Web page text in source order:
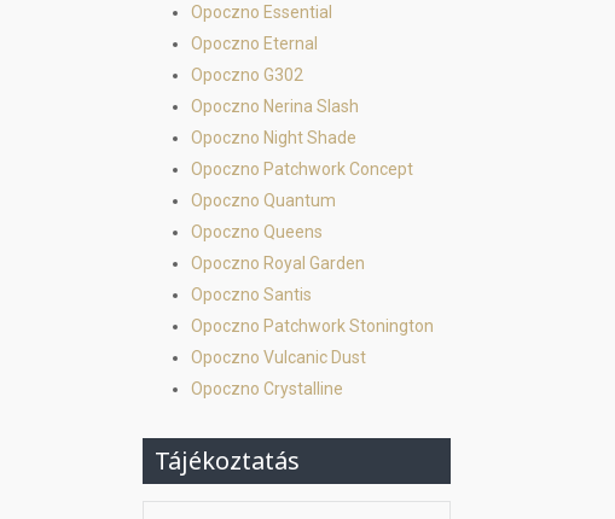
Opoczno Essential
Opoczno Eternal
Opoczno G302
Opoczno Nerina Slash
Opoczno Night Shade
Opoczno Patchwork Concept
Opoczno Quantum
Opoczno Queens
Opoczno Royal Garden
Opoczno Santis
Opoczno Patchwork Stonington
Opoczno Vulcanic Dust
Opoczno Crystalline
Tájékoztatás